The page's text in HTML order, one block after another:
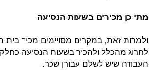
מתי כן מכירים בשעות הנסיעה
ולמרות זאת, במקרים מסויימים מכיר בית
לחרוג מהכלל ולהכיר בשעות הנסיעה
העבודה שיש לשלם עבורן שכר.